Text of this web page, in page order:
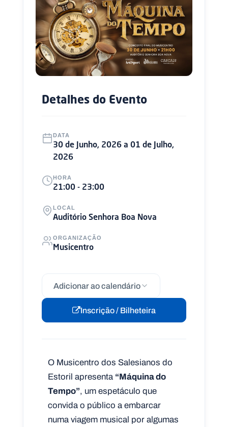
Detalhes do Evento
DATA
30 de Junho, 2026 a 01 de Julho,
2026
HORA
21:00 - 23:00
LOCAL
Auditório Senhora Boa Nova
ORGANIZAÇÃO
Musicentro
Adicionar ao calendário
Inscrição / Bilheteira
O Musicentro dos Salesianos do
Estoril apresenta “Máquina do
Tempo”, um espetáculo que
convida o público a embarcar
numa viagem musical por algumas